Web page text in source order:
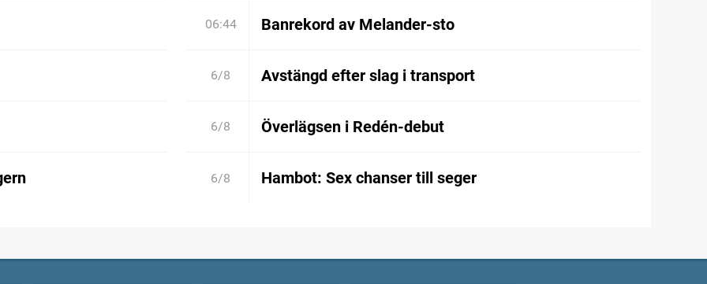
06:44 Banrekord av Melander-sto
6/8 Avstängd efter slag i transport
6/8 Överlägsen i Redén-debut
6/8 Hambot: Sex chanser till seger